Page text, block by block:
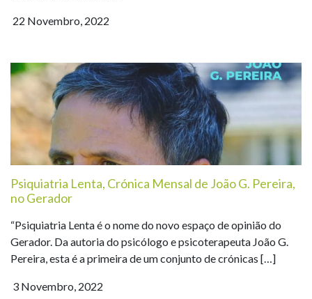
22 Novembro, 2022
Psiquiatria Lenta, Crónica Mensal de João G. Pereira,
no Gerador
“Psiquiatria Lenta é o nome do novo espaço de opinião do
Gerador. Da autoria do psicólogo e psicoterapeuta João G.
Pereira, esta é a primeira de um conjunto de crónicas […]
3 Novembro, 2022